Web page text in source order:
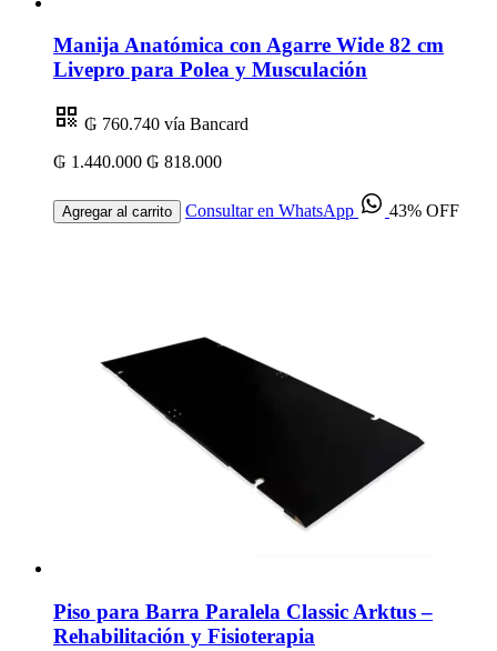
Manija Anatómica con Agarre Wide 82 cm
Livepro para Polea y Musculación
₲ 760.740 vía Bancard
₲ 1.440.000 ₲ 818.000
Agregar al carrito Consultar en WhatsApp 43% OFF
Piso para Barra Paralela Classic Arktus –
Rehabilitación y Fisioterapia